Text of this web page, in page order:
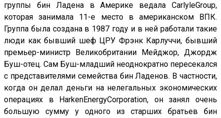
группы бин Ладена в Америке ведала CarlyleGroup,
которая занимала 11-е место в американском ВПК.
Группа была создана в 1987 году и в ней работали такие
люди как бывший шеф ЦРУ Фрэнк Карлуччи, бывший
премьер-министр Великобритании Мейджор, Джордж
Буш-отец. Сам Буш-младший неоднократно пересекался
с представителями семейства бин Ладенов. В частности,
когда он делал деньги на нелегальных экономических
операциях в HarkenEnergyCorporation, он занял очень
большую сумму у одного из старших братьев бин